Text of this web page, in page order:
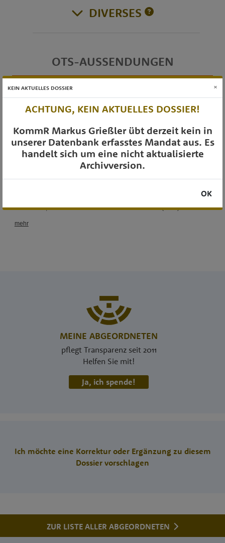
DIVERSES
MEINE ABGEORDNETEN
pflegt Transparenz seit 2011
Helfen Sie mit!
Ja, ich spende!
Ich möchte eine Korrektur oder Ergänzung zu diesem
Dossier vorschlagen
OTS-AUSSENDUNGEN
ZUR LISTE ALLER ABGEORDNETEN
KEIN AKTUELLES DOSSIER ×
ACHTUNG, KEIN AKTUELLES DOSSIER!
KommR Markus Grießler übt derzeit kein in
unserer Datenbank erfasstes Mandat aus. Es
handelt sich um eine nicht aktualisierte
Archivversion.
OK